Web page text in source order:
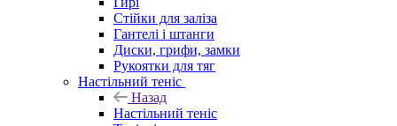
Стійки для заліза
Гантелі і штанги
Диски, грифи, замки
Рукоятки для тяг
Настільний теніс
Назад
Настільний теніс